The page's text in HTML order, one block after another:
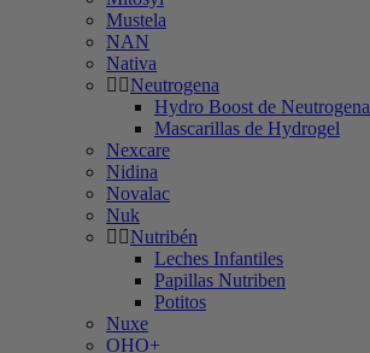
Mustela
NAN
Nativa
Neutrogena
Hydro Boost de Neutrogena
Mascarillas de Hydrogel
Nexcare
Nidina
Novalac
Nuk
Nutribén
Leches Infantiles
Papillas Nutriben
Potitos
Nuxe
OHO+